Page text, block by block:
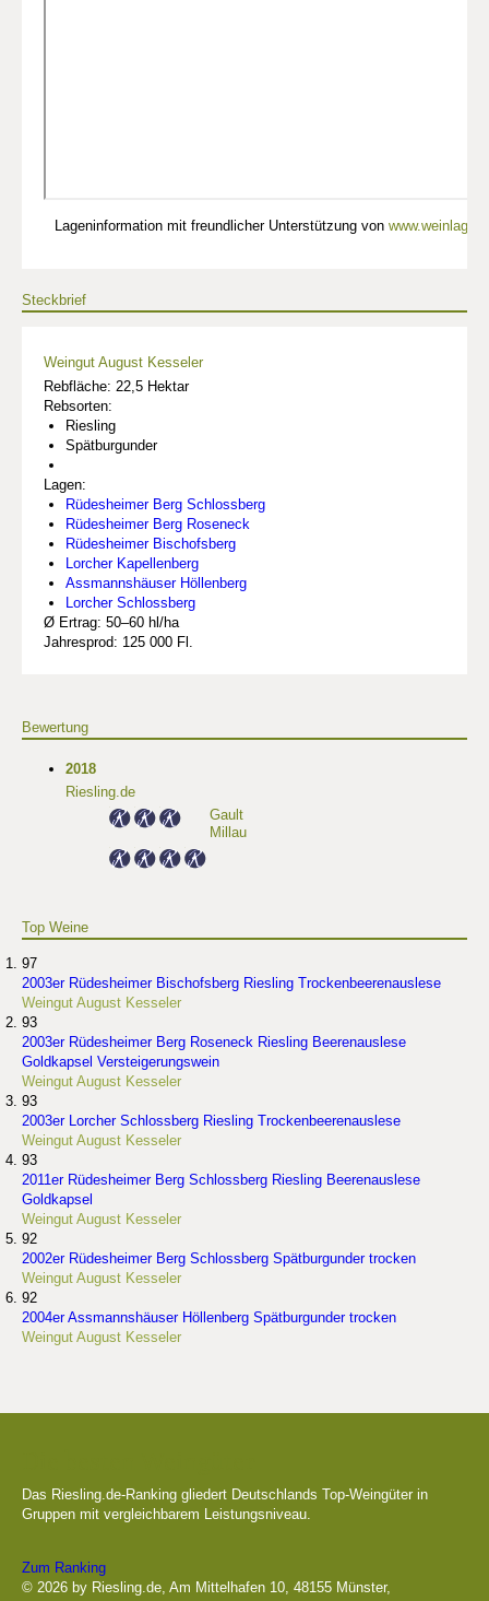
Lageninformation mit freundlicher Unterstützung von
Steckbrief
Weingut August Kesseler
Rebfläche: 22,5 Hektar
Rebsorten:
Riesling
Spätburgunder
Lagen:
Rüdesheimer Berg Schlossberg
Rüdesheimer Berg Roseneck
Rüdesheimer Bischofsberg
Lorcher Kapellenberg
Assmannshäuser Höllenberg
Lorcher Schlossberg
Ø Ertrag: 50–60 hl/ha
Jahresprod: 125 000 Fl.
Bewertung
2018
Riesling.de
Gault
Millau
Top Weine
97
2003er Rüdesheimer Bischofsberg Riesling Trockenbeerenauslese
Weingut August Kesseler
93
2003er Rüdesheimer Berg Roseneck Riesling Beerenauslese
Goldkapsel Versteigerungswein
Weingut August Kesseler
93
2003er Lorcher Schlossberg Riesling Trockenbeerenauslese
Weingut August Kesseler
93
2011er Rüdesheimer Berg Schlossberg Riesling Beerenauslese
Goldkapsel
Weingut August Kesseler
92
2002er Rüdesheimer Berg Schlossberg Spätburgunder trocken
Weingut August Kesseler
92
2004er Assmannshäuser Höllenberg Spätburgunder trocken
Weingut August Kesseler
Das Riesling.de-Ranking gliedert Deutschlands Top-Weingüter in
Gruppen mit vergleichbarem Leistungsniveau.
Zum Ranking
© 2026 by Riesling.de, Am Mittelhafen 10, 48155 Münster,